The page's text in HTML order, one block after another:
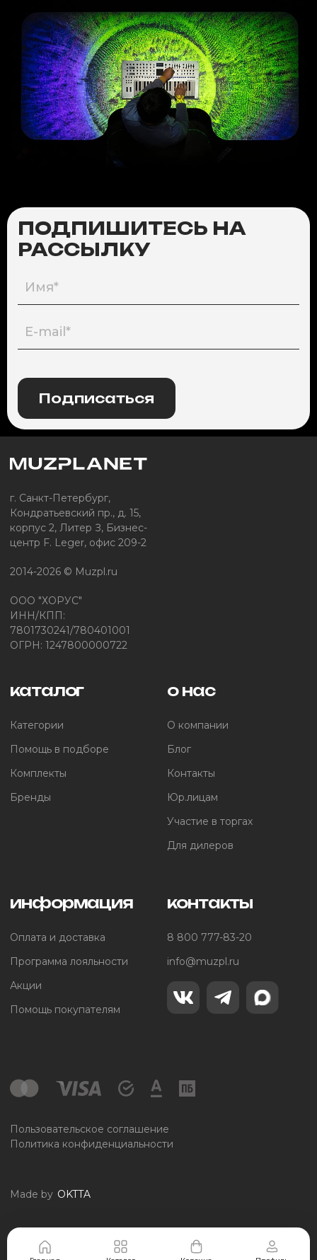
ПОДПИШИТЕСЬ НА
РАССЫЛКУ
Подписаться
г. Санкт-Петербург,
Кондратьевский пр., д. 15,
корпус 2, Литер З, Бизнес-
центр F. Leger, офис 209-2
2014-2026 © Muzpl.ru
ООО "ХОРУС"
ИНН/КПП:
7801730241/780401001
ОГРН: 1247800000722
каталог
Категории
Помощь в подборе
Комплекты
Бренды
о нас
О компании
Блог
Контакты
Юр.лицам
Участие в торгах
Для дилеров
информация
Оплата и доставка
Программа лояльности
Акции
Помощь покупателям
контакты
8 800 777-83-20
info@muzpl.ru
Пользовательское соглашение
Политика конфиденциальности
Made by OKTTA